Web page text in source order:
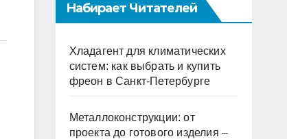
Набирает Читателей
Хладагент для климатических
систем: как выбрать и купить
фреон в Санкт-Петербурге
Металлоконструкции: от
проекта до готового изделия –